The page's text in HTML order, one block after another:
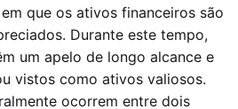
que os ativos financeiros são
Durante este tempo,
um apelo de longo alcance e
vistos como ativos valiosos.
ocorrem entre dois